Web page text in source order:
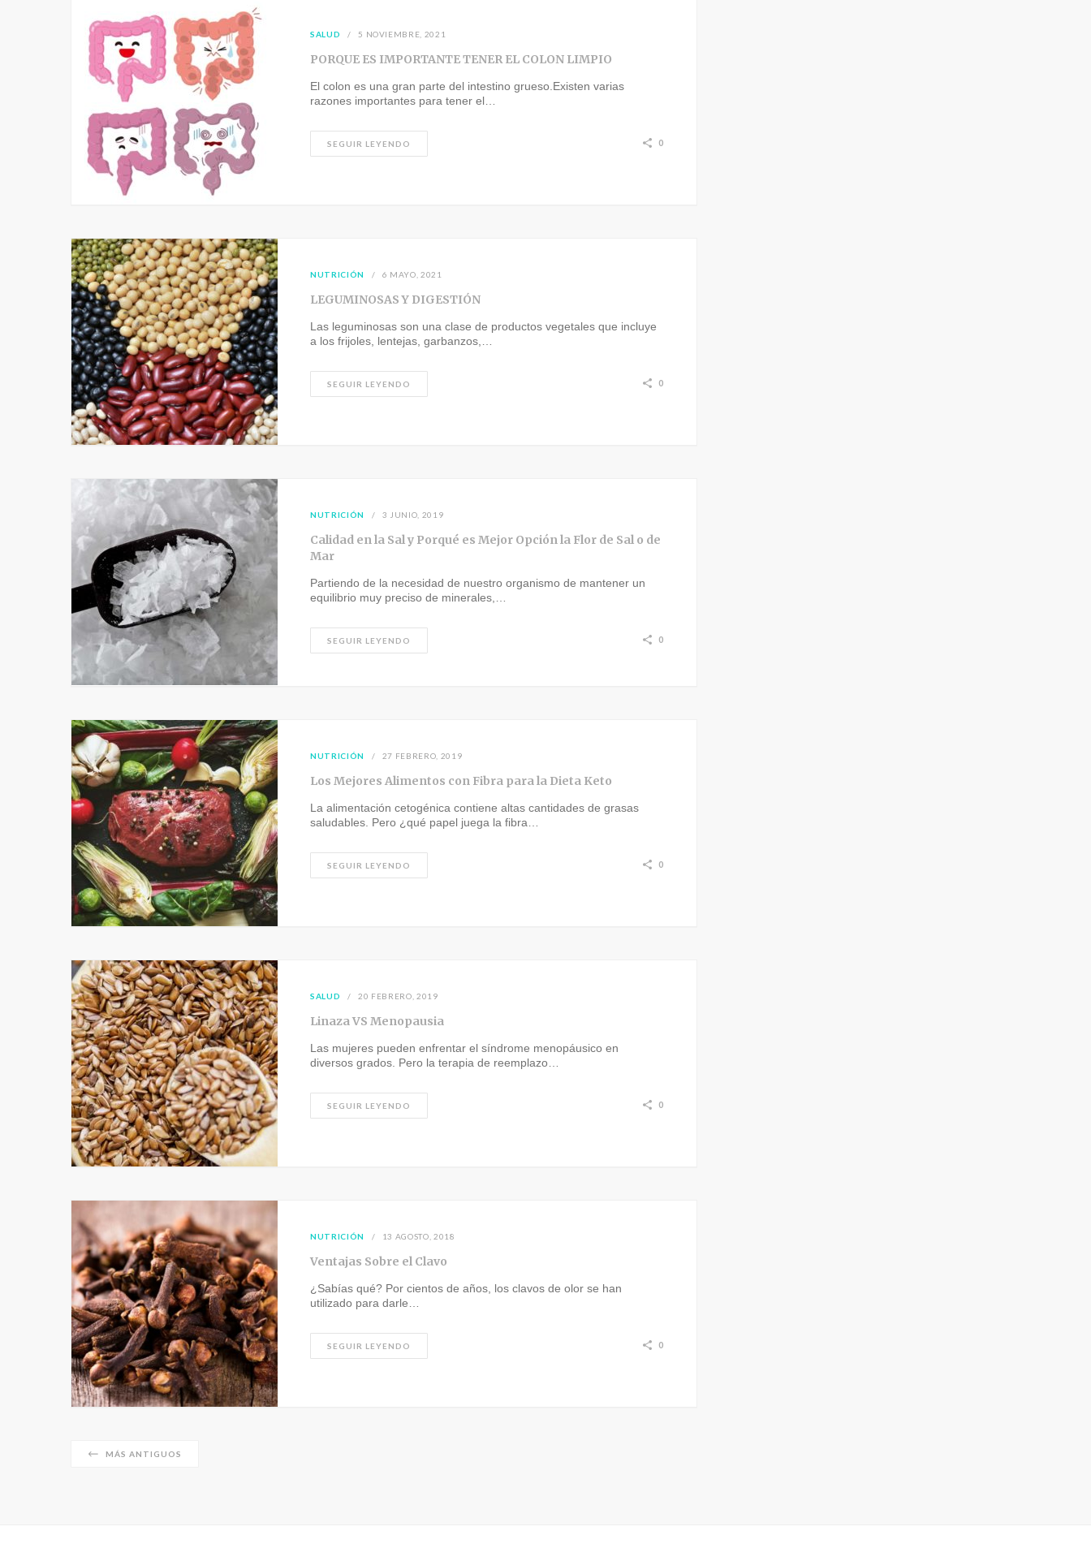
SALUD 5 NOVIEMBRE, 2021
PORQUE ES IMPORTANTE TENER EL COLON LIMPIO
El colon es una gran parte del intestino grueso.Existen varias
razones importantes para tener el…
SEGUIR LEYENDO 0
NUTRICIÓN 6 MAYO, 2021
LEGUMINOSAS Y DIGESTIÓN
Las leguminosas son una clase de productos vegetales que incluye
a los frijoles, lentejas, garbanzos,…
SEGUIR LEYENDO 0
NUTRICIÓN 3 JUNIO, 2019
Calidad en la Sal y Porqué es Mejor Opción la Flor de Sal o de
Mar
Partiendo de la necesidad de nuestro organismo de mantener un
equilibrio muy preciso de minerales,…
SEGUIR LEYENDO 0
NUTRICIÓN 27 FEBRERO, 2019
Los Mejores Alimentos con Fibra para la Dieta Keto
La alimentación cetogénica contiene altas cantidades de grasas
saludables. Pero ¿qué papel juega la fibra…
SEGUIR LEYENDO 0
SALUD 20 FEBRERO, 2019
Linaza VS Menopausia
Las mujeres pueden enfrentar el síndrome menopáusico en
diversos grados. Pero la terapia de reemplazo…
SEGUIR LEYENDO 0
NUTRICIÓN 13 AGOSTO, 2018
Ventajas Sobre el Clavo
¿Sabías qué? Por cientos de años, los clavos de olor se han
utilizado para darle…
SEGUIR LEYENDO 0
MÁS ANTIGUOS